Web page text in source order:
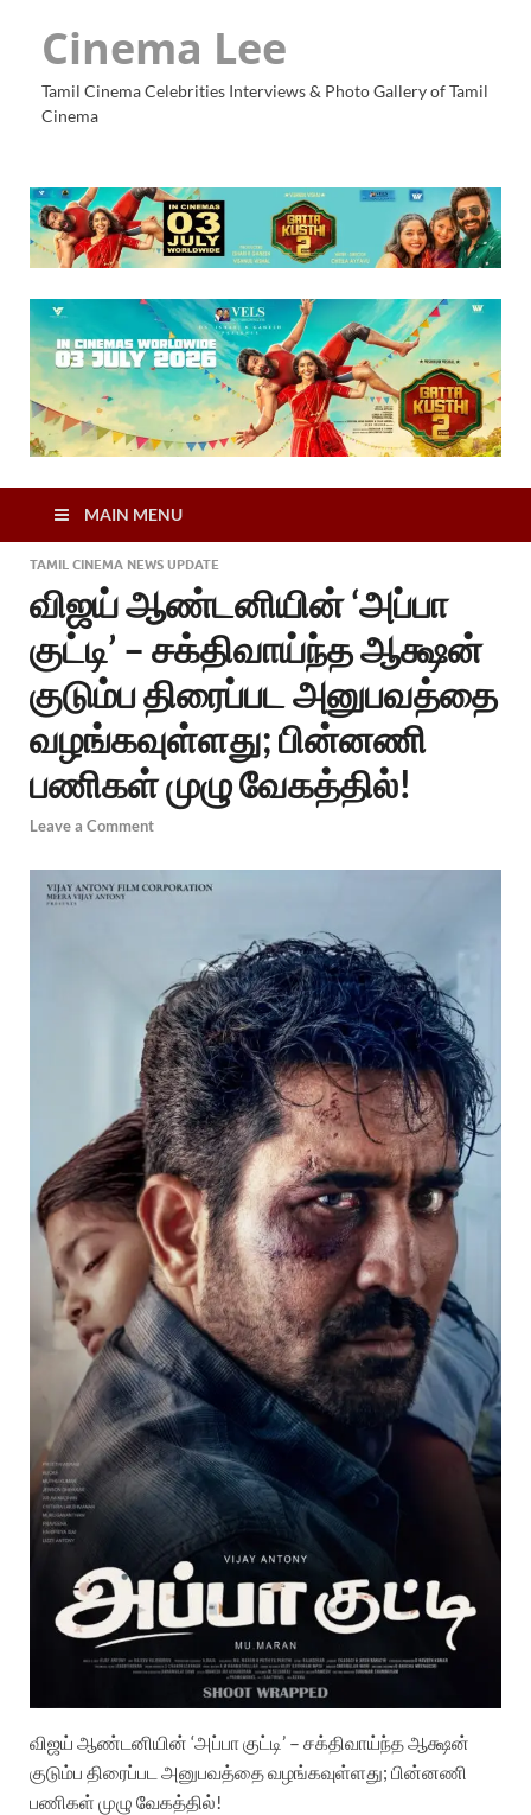
Cinema Lee
Tamil Cinema Celebrities Interviews & Photo Gallery of Tamil
Cinema
MAIN MENU
TAMIL CINEMA NEWS UPDATE
விஜய் ஆண்டனியின் ‘அப்பா
குட்டி’ – சக்திவாய்ந்த ஆக்ஷன்
குடும்ப திரைப்பட அனுபவத்தை
வழங்கவுள்ளது; பின்னணி
பணிகள் முழு வேகத்தில்!
Leave a Comment
விஜய் ஆண்டனியின் ‘அப்பா குட்டி’ – சக்திவாய்ந்த ஆக்ஷன்
குடும்ப திரைப்பட அனுபவத்தை வழங்கவுள்ளது; பின்னணி
பணிகள் முழு வேகத்தில்!